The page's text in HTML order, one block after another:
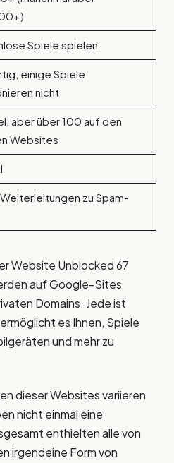
Spiele spielen
einige Spiele
nicht
aber über 100 auf den
Websites
zu Spam-
Website Unblocked 67
auf Google-Sites
Domains. Jede ist
es Ihnen, Spiele
und mehr zu
dieser Websites variieren
nicht einmal eine
enthielten alle von
irgendeine Form von